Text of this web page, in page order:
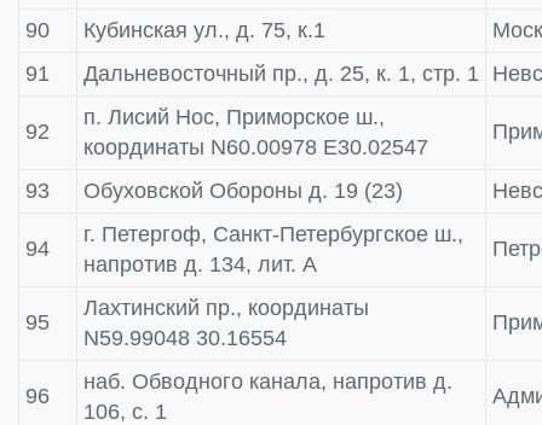
90 Кубинская ул., д. 75, к.1
91
Дальневосточный пр., д. 25, к. 1, стр. 1
92
п. Лисий Нос, Приморское ш.,
координаты N60.00978 E30.02547
93 Обуховской Обороны д. 19 (23)
94
г. Петергоф, Санкт-Петербургское ш.,
напротив д. 134, лит. А
95
Лахтинский пр., координаты
N59.99048 30.16554
96
наб. Обводного канала, напротив д.
106, с. 1